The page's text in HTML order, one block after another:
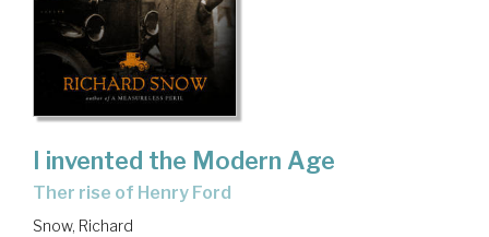
I invented the Modern Age
ther rise of Henry Ford
Snow, Richard